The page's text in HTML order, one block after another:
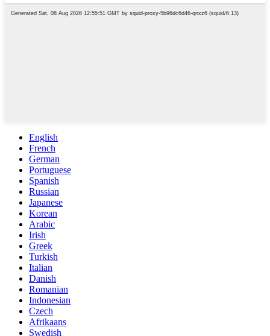
English
French
German
Portuguese
Spanish
Russian
Japanese
Korean
Arabic
Irish
Greek
Turkish
Italian
Danish
Romanian
Indonesian
Czech
Afrikaans
Swedish